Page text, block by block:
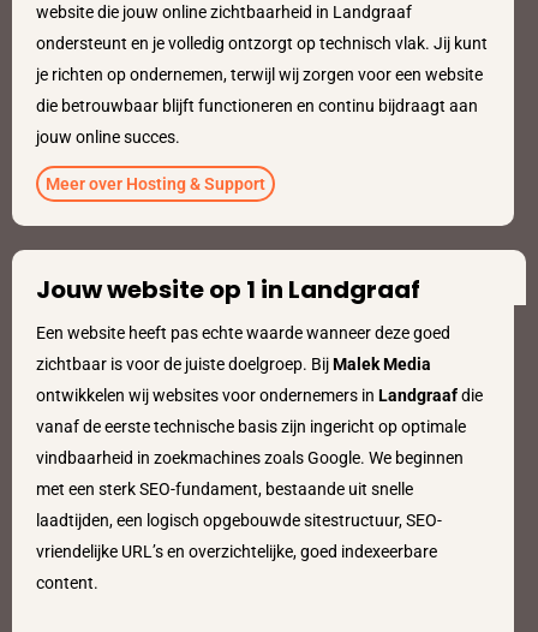
website die jouw online zichtbaarheid in Landgraaf
ondersteunt en je volledig ontzorgt op technisch vlak. Jij kunt
je richten op ondernemen, terwijl wij zorgen voor een website
die betrouwbaar blijft functioneren en continu bijdraagt aan
jouw online succes.
Meer over Hosting & Support
Jouw website op 1 in Landgraaf
Een website heeft pas echte waarde wanneer deze goed
zichtbaar is voor de juiste doelgroep. BijMalek Media
ontwikkelen wij websites voor ondernemers in Landgraafdie
vanaf de eerste technische basis zijn ingericht op optimale
vindbaarheid in zoekmachines zoals Google. We beginnen
met een sterk SEO-fundament, bestaande uit snelle
laadtijden, een logisch opgebouwde sitestructuur, SEO-
vriendelijke URL’s en overzichtelijke, goed indexeerbare
content.